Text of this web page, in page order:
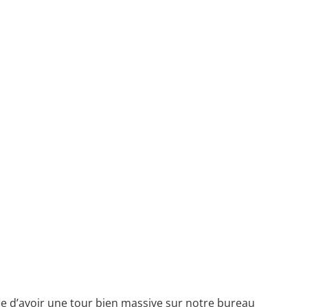
d’avoir une tour bien massive sur notre bureau